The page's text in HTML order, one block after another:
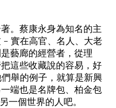
。蔡康永身為知名的主
- 實在高官、名人、大老
藝廊的經營者，從理
這些收藏說的容易，好
舉的例子，就算是新興
端也是名牌包、柏金包
一個世界的人吧。